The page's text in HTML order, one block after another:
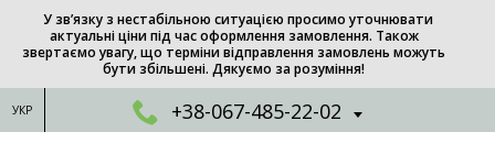
У зв’язку з нестабільною ситуацією просимо уточнювати
актуальні ціни під час оформлення замовлення. Також
звертаємо увагу, що терміни відправлення замовлень можуть
бути збільшені. Дякуємо за розуміння!
УКР +38-067-485-22-02